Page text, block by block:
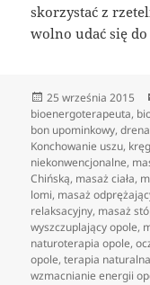
skorzystać z
wolno udać się
Data
publikacji
25 września 2015
bioenergoterapeuta,
bon upominkowy,
Konchowanie uszu,
niekonwencjonalne,
Chińską, masaż ciała,
lomi, masaż
relaksacyjny, masaż
wyszczuplający opole,
naturoterapia opole,
opole,terapia
wzmacnianie energii